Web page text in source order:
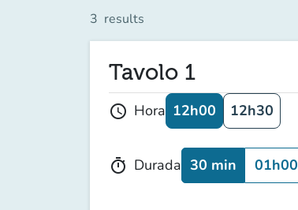
3 results
Tavolo 1
schedule Hora 12h00 12h30
timer Durada 30 min 01h00